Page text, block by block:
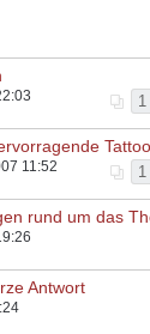
1
1
11:52
rund um das
Antwort